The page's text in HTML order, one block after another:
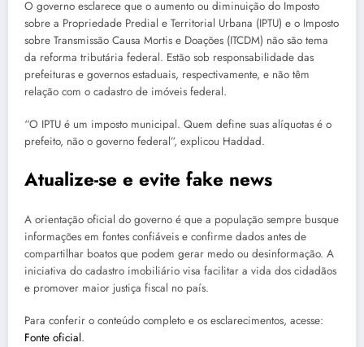
O governo esclarece que o aumento ou diminuição do Imposto
sobre a Propriedade Predial e Territorial Urbana (IPTU) e o Imposto
sobre Transmissão Causa Mortis e Doações (ITCDM) não são tema
da reforma tributária federal. Estão sob responsabilidade das
prefeituras e governos estaduais, respectivamente, e não têm
relação com o cadastro de imóveis federal.
“O IPTU é um imposto municipal. Quem define suas alíquotas é o
prefeito, não o governo federal”, explicou Haddad.
Atualize-se e evite fake news
A orientação oficial do governo é que a população sempre busque
informações em fontes confiáveis e confirme dados antes de
compartilhar boatos que podem gerar medo ou desinformação. A
iniciativa do cadastro imobiliário visa facilitar a vida dos cidadãos
e promover maior justiça fiscal no país.
Para conferir o conteúdo completo e os esclarecimentos, acesse:
Fonte oficial.